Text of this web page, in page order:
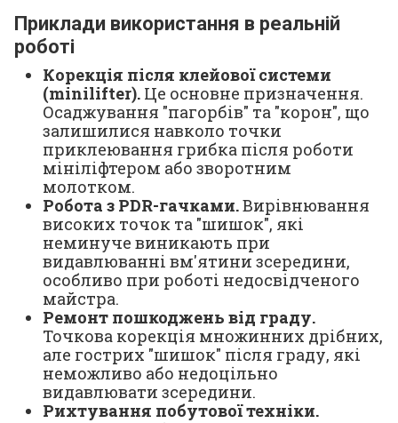
Приклади використання в реальній
роботі
Корекція після клейової системи
(minilifter). Це основне призначення.
Осаджування "пагорбів" та "корон", що
залишилися навколо точки
приклеювання грибка після роботи
мініліфтером або зворотним
молотком.
Робота з PDR-гачками.Вирівнювання
високих точок та "шишок", які
неминуче виникають при
видавлюванні вм'ятини зсередини,
особливо при роботі недосвідченого
майстра.
Ремонт пошкоджень від граду.
Точкова корекція множинних дрібних,
але гострих "шишок" після граду, які
неможливо або недоцільно
видавлювати зсередини.
Рихтування побутової техніки.